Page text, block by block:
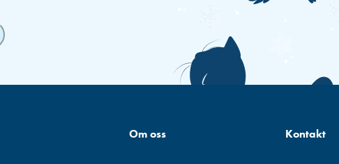
Om oss Kontakt